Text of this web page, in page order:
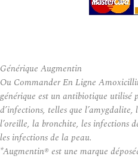
Générique Augmentin
Ou Commander En Ligne
générique est un antibiotique utilisé
d’infections, telles que
l’oreille, la bronchite, les infections
les infections de la peau.
*Augmentin® est une marque